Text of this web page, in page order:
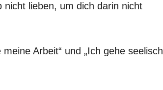
lieben, um dich darin nicht
Arbeit“ und „Ich gehe seelisch